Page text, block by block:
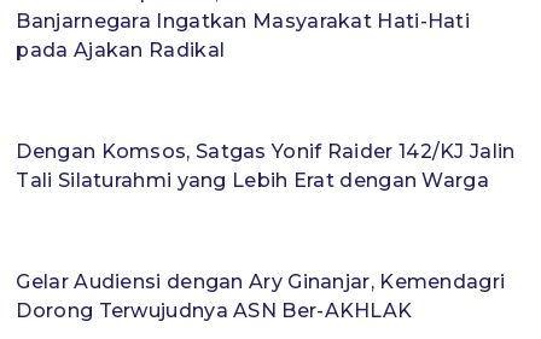
Banjarnegara Ingatkan Masyarakat Hati-Hati
pada Ajakan Radikal
Dengan Komsos, Satgas Yonif Raider 142/KJ Jalin
Tali Silaturahmi yang Lebih Erat dengan Warga
Gelar Audiensi dengan Ary Ginanjar, Kemendagri
Dorong Terwujudnya ASN Ber-AKHLAK